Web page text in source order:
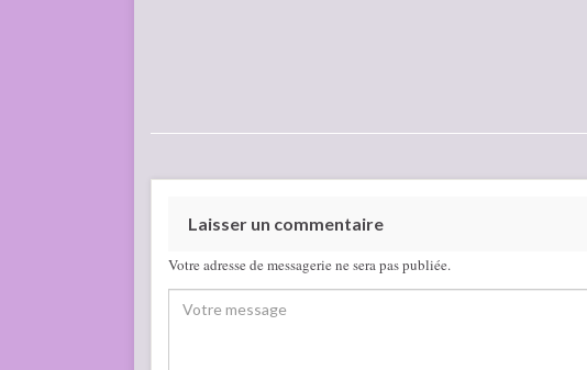
Laisser un commentaire
Votre adresse de messagerie ne sera pas publiée.